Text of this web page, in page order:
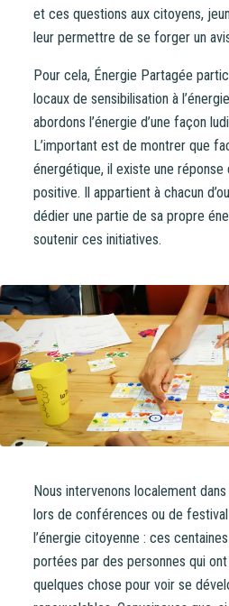
et ces questions aux citoyens,
leur permettre de se forger un
Pour cela, Énergie Partagée
locaux de sensibilisation à
abordons l’énergie d’une façon
L’important est de montrer que
énergétique, il existe une
positive. Il appartient à chacun
dédier une partie de sa propre
soutenir ces initiatives.
Nous intervenons localement
lors de conférences ou de
l’énergie citoyenne : ces
portées par des personnes qui
quelques chose pour voir se